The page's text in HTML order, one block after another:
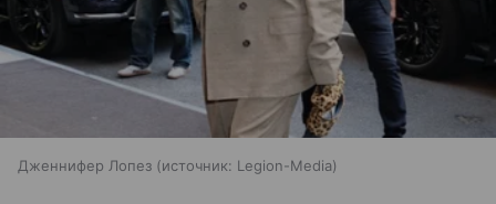
Дженнифер Лопез источник: Legion-Media